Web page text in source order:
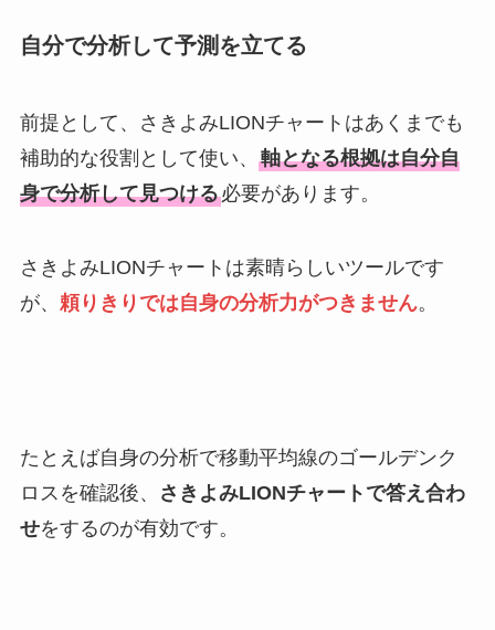
自分で分析して予測を立てる
前提として、さきよみLIONチャートはあくまでも
補助的な役割として使い、 軸となる根拠は自分自
身で分析して見つける必要があります。
さきよみLIONチャートは素晴らしいツールです
が、 頼りきりでは自身の分析力がつきません。
たとえば自身の分析で移動平均線のゴールデンク
ロスを確認後、
さきよみLIONチャートで答え合わ
せをするのが有効です。